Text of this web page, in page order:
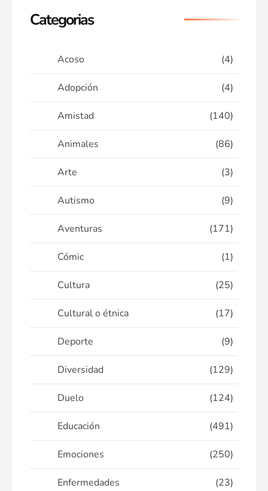
Categorias
Acoso (4)
Adopción (4)
Amistad (140)
Animales (86)
Arte (3)
Autismo (9)
Aventuras (171)
Cómic (1)
Cultura (25)
Cultural o étnica (17)
Deporte (9)
Diversidad (129)
Duelo (124)
Educación (491)
Emociones (250)
Enfermedades (23)